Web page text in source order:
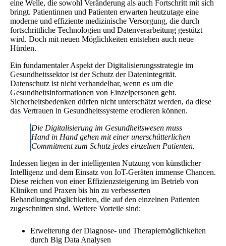
eine Welle, die sowohl Veränderung als auch Fortschritt mit sich
bringt. Patientinnen und Patienten erwarten heutzutage eine
moderne und effiziente medizinische Versorgung, die durch
fortschrittliche Technologien und Datenverarbeitung gestützt
wird. Doch mit neuen Möglichkeiten entstehen auch neue
Hürden.
Ein fundamentaler Aspekt der Digitalisierungsstrategie im
Gesundheitssektor ist der Schutz der Datenintegrität.
Datenschutz ist nicht verhandelbar, wenn es um die
Gesundheitsinformationen von Einzelpersonen geht.
Sicherheitsbedenken dürfen nicht unterschätzt werden, da diese
das Vertrauen in Gesundheitssysteme erodieren können.
Die Digitalisierung im Gesundheitswesen muss
Hand in Hand gehen mit einer unerschütterlichen
Commitment zum Schutz jedes einzelnen Patienten.
Indessen liegen in der intelligenten Nutzung von künstlicher
Intelligenz und dem Einsatz von IoT-Geräten immense Chancen.
Diese reichen von einer Effizienzsteigerung im Betrieb von
Kliniken und Praxen bis hin zu verbesserten
Behandlungsmöglichkeiten, die auf den einzelnen Patienten
zugeschnitten sind. Weitere Vorteile sind:
Erweiterung der Diagnose- und Therapiemöglichkeiten
durch Big Data Analysen